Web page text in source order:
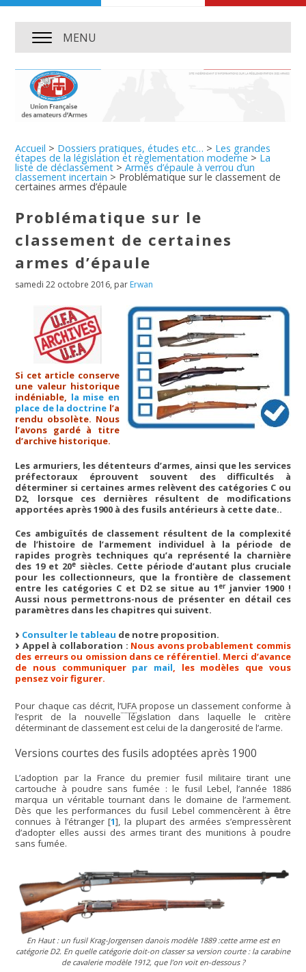
MENU
Accueil > Dossiers pratiques, études etc… > Les grandes
étapes de la législation et règlementation moderne > La
liste de déclassement >Armes d’épaule à verrou d’un
classement incertain > Problématique sur le classement de
certaines armes d’épaule
Problématique sur le
classement de certaines
armes d’épaule
samedi 22 octobre 2016, par Erwan
Si cet article conserve
une valeur historique
indéniable, la mise en
place de la doctrine l’a
rendu obsolète. Nous
l’avons gardé à titre
d’archive historique.
Les armuriers, les détenteurs d’armes, ainsi que les services
préfectoraux éprouvent souvent des difficultés à
déterminer si certaines armes relèvent des catégories C ou
D2, lorsque ces dernières résultent de modifications
apportées après 1900 à des fusils antérieurs à cette date..
Ces ambiguïtés de classement résultent de la complexité
de l’histoire de l’armement individuel à la période de
rapides progrès techniques qu’a représenté la charnière
des 19 et 20e siècles. Cette période d’autant plus cruciale
pour les collectionneurs, que la frontière de classement
entre les catégories C et D2 se situe au 1erjanvier 1900 !
Aussi nous permettrons-nous de présenter en détail ces
paramètres dans les chapitres qui suivent.
Consulter le tableau de notre proposition.
Appel à collaboration : Nous avons probablement commis
des erreurs ou omission dans ce référentiel. Merci d’avance
de nous communiquer par mail, les modèles que vous
pensez voir figurer.
Pour chaque cas décrit, l’UFApropose un classement conforme à
l’esprit de la nouvelle législation dans laquelle le critère
déterminant de classement est celui de la dangerosité de l’arme.
Versions courtes des fusils adoptées après 1900
L’adoption par la France du premier fusil militaire tirant une
cartouche à poudre sans fumée : le fusil Lebel, l’année 1886
marqua un véritable tournant dans le domaine de l’armement.
Dès que les performances du fusil Lebel commencèrent à être
connues à l’étranger[1], la plupart des armées s’empressèrent
d’adopter elles aussi des armes tirant des munitions à poudre
sans fumée.
En Haut : un fusil Krag-Jorgensen danois modèle 1889 :cette arme est en
catégorie D2. En quelle catégorie doit-on classer sa version courte : la carabine
de cavalerie modèle 1912, que l’on voit en-dessous ?